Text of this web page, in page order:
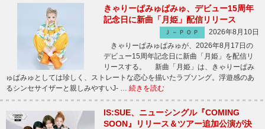
きゃりーぱみゅぱみゅ、デビュー15周年
記念日に新曲「月姫」配信リリース
Ｊ－ＰＯＰ
2026年8月10日
きゃりーぱみゅぱみゅが、2026年8月17日の
デビュー15周年記念日に新曲「月姫」を配信リ
リースする。 新曲「月姫」は、きゃりーぱみ
ゅぱみゅとしては珍しく、ストレートな恋心を描いたラブソング。浮遊感のあ
るシンセサイザーと親しみやすいJ- … 続きを読む
IS:SUE、ニューシングル『COMING
SOON』リリース＆ツアー追加公演が決